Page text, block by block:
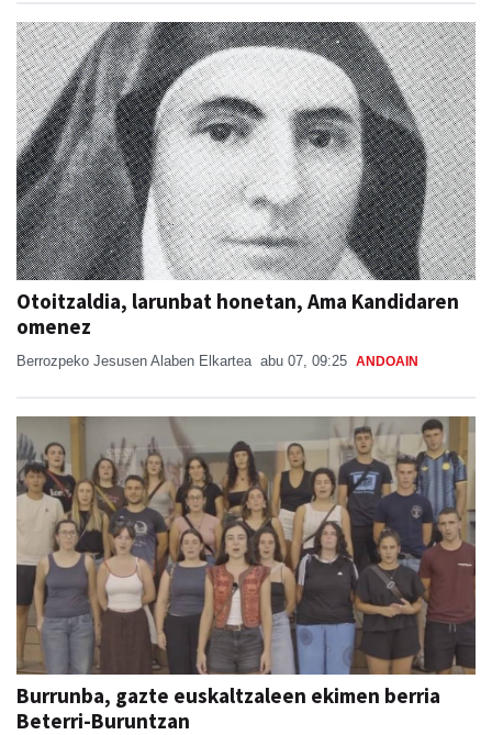
Otoitzaldia, larunbat honetan, Ama Kandidaren
omenez
Berrozpeko Jesusen Alaben Elkartea abu 07, 09:25 ANDOAIN
Burrunba, gazte euskaltzaleen ekimen berria
Beterri-Buruntzan